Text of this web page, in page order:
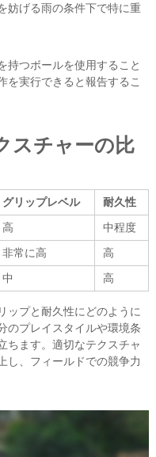
妨げる雨の条件下で特に重
持つボールを使用すること
を実行できると報告するこ
スチャーの比
グリップレベル
耐久性
高
中程度
非常に高
高
中 高
ップと耐久性にどのように
のプレイスタイルや環境条
ちます。適切なテクスチャ
し、フィールドでの競争力